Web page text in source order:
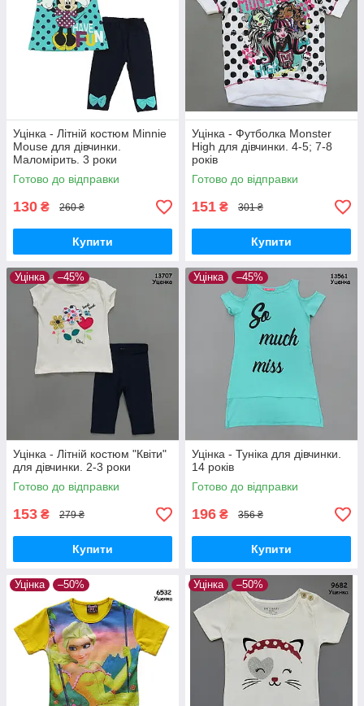
Уцінка - Літній костюм Minnie
Mouse для дівчинки.
Маломірить. 3 роки
Готово до відправки
130 ₴ 260 ₴
Купити
Уцінка - Футболка Monster
High для дівчинки. 4-5; 7-8
років
Готово до відправки
151 ₴ 301 ₴
Купити
Уцінка –45%
Уцінка - Літній костюм "Квіти"
для дівчинки. 2-3 роки
Готово до відправки
153 ₴ 279 ₴
Купити
Уцінка –45%
Уцінка - Туніка для дівчинки.
14 років
Готово до відправки
196 ₴ 356 ₴
Купити
Уцінка –50% Уцінка –50%